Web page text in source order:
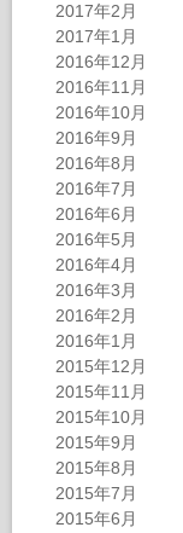
2017年2月
2017年1月
2016年12月
2016年11月
2016年10月
2016年9月
2016年8月
2016年7月
2016年6月
2016年5月
2016年4月
2016年3月
2016年2月
2016年1月
2015年12月
2015年11月
2015年10月
2015年9月
2015年8月
2015年7月
2015年6月